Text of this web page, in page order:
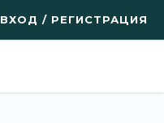
ВХОД / РЕГИСТРАЦИЯ